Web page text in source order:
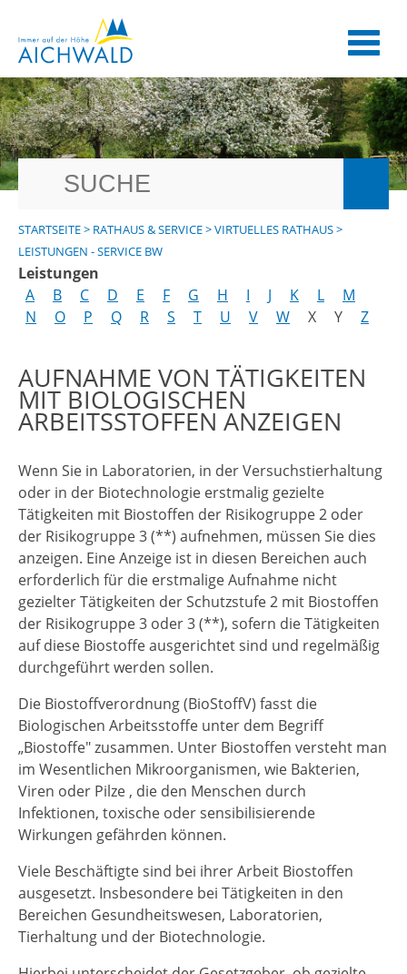
STARTSEITE> RATHAUS & SERVICE>VIRTUELLES RATHAUS>
LEISTUNGEN - SERVICE BW
Leistungen
A
B C D E F G H I J K L
M
N
O P Q R S T U V W X Y Z
AUFNAHME VON TÄTIGKEITEN
MIT BIOLOGISCHEN
ARBEITSSTOFFEN ANZEIGEN
Wenn Sie in Laboratorien, in der Versuchstierhaltung
oder in der Biotechnologie erstmalig gezielte
Tätigkeiten mit Biostoffen der Risikogruppe 2 oder
der Risikogruppe 3 (**) aufnehmen, müssen Sie dies
anzeigen. Eine Anzeige ist in diesen Bereichen auch
erforderlich für die erstmalige Aufnahme nicht
gezielter Tätigkeiten der Schutzstufe 2 mit Biostoffen
der Risikogruppe 3 oder 3 (**), sofern die Tätigkeiten
auf diese Biostoffe ausgerichtet sind und regelmäßig
durchgeführt werden sollen.
Die Biostoffverordnung (BioStoffV) fasst die
Biologischen Arbeitsstoffe unter dem Begriff
„Biostoffe" zusammen. Unter Biostoffen versteht man
im Wesentlichen Mikroorganismen, wie Bakterien,
Viren oder Pilze , die den Menschen durch
Infektionen, toxische oder sensibilisierende
Wirkungen gefährden können.
Viele Beschäftigte sind bei ihrer Arbeit Biostoffen
ausgesetzt. Insbesondere bei Tätigkeiten in den
Bereichen Gesundheitswesen, Laboratorien,
Tierhaltung und der Biotechnologie.